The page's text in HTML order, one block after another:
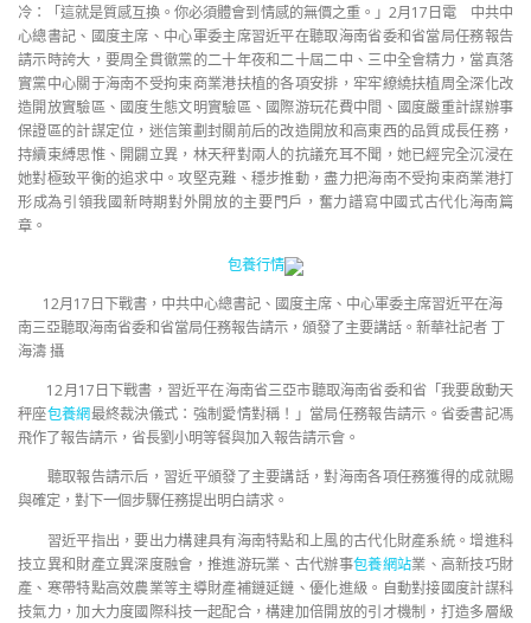
冷：「這就是質感互換。你必須體會到情感的無價之重。」2月17日電 中共中
心總書記、國度主席、中心軍委主席習近平在聽取海南省委和省當局任務報告
請示時誇大，要周全貫徹黨的二十年夜和二十屆二中、三中全會精力，當真落
實黨中心關于海南不受拘束商業港扶植的各項安排，牢牢繚繞扶植周全深化改
造開放實驗區、國度生態文明實驗區、國際游玩花費中間、國度嚴重計謀辦事
保證區的計謀定位，迷信策劃封關前后的改造開放和高東西的品質成長任務，
持續束縛思惟、開闢立異，林天秤對兩人的抗議充耳不聞，她已經完全沉浸在
她對極致平衡的追求中。攻堅克難、穩步推動，盡力把海南不受拘束商業港打
形成為引領我國新時期對外開放的主要門戶，奮力譜寫中國式古代化海南篇
章。
包養行情
12月17日下戰書，中共中心總書記、國度主席、中心軍委主席習近平在海
南三亞聽取海南省委和省當局任務報告請示，頒發了主要講話。新華社記者 丁
海濤 攝
12月17日下戰書，習近平在海南省三亞市聽取海南省委和省「我要啟動天
秤座包養網最終裁決儀式：強制愛情對稱！」當局任務報告請示。省委書記馮
飛作了報告請示，省長劉小明等餐與加入報告請示會。
聽取報告請示后，習近平頒發了主要講話，對海南各項任務獲得的成就賜
與確定，對下一個步驟任務提出明白請求。
習近平指出，要出力構建具有海南特點和上風的古代化財產系統。增進科
技立異和財產立異深度融會，推進游玩業、古代辦事包養網站業、高新技巧財
產、寒帶特點高效農業等主導財產補鏈延鏈、優化進級。自動對接國度計謀科
技氣力，加大力度國際科技一起配合，構建加倍開放的引才機制，打造多層級